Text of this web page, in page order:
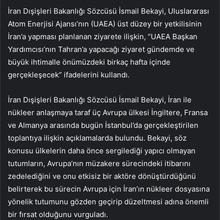
İran Dışişleri Bakanlığı Sözcüsü İsmail Bekayi, Uluslararası
Atom Enerjisi Ajansı’nın (UAEA) üst düzey bir yetkilisinin
İran’a yapması planlanan ziyarete ilişkin, “UAEA Başkan
Yardımcısı’nın Tahran’a yapacağı ziyaret gündemde ve
büyük ihtimalle önümüzdeki birkaç hafta içinde
gerçekleşecek” ifadelerini kullandı.
İran Dışişleri Bakanlığı Sözcüsü İsmail Bekayi, İran ile
nükleer anlaşmaya taraf üç Avrupa ülkesi İngiltere, Fransa
ve Almanya arasında bugün İstanbul’da gerçekleştirilen
toplantıya ilişkin açıklamalarda bulundu. Bekayi, söz
konusu ülkelerin daha önce sergilediği yapıcı olmayan
tutumların, Avrupa’nın müzakere sürecindeki itibarını
zedelediğini ve onu etkisiz bir aktöre dönüştürdüğünü
belirterek bu sürecin Avrupa için İran’ın nükleer dosyasına
yönelik tutumunu gözden geçirip düzeltmesi adına önemli
bir fırsat olduğunu vurguladı.